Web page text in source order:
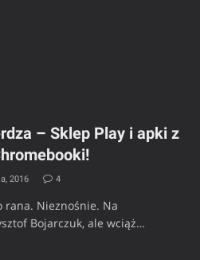
– Sklep Play i apki z
2016 4
rana. Nieznośnie. Na
Bojarczuk, ale wciąż…